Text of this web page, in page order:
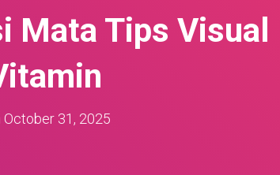
Mata Tips Visual
October 31, 2025